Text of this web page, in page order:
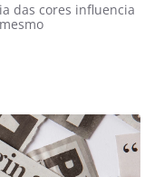
das cores influencia